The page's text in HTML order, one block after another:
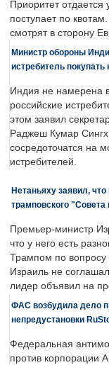
Приоритет
поступает по
смотрят в сторону
Министр обороны
истребитель
Индия не намерена
российские
этом заявил
Раджеш Кумар
сосредоточатся на
истребителей.
Нетаньяху заявил,
трамповского
Премьер-министр
что у него есть
Трампом по
Израиль не
лидер объявил на
ФАС возбудила дело
непредустановки
Федеральная
против корпорации